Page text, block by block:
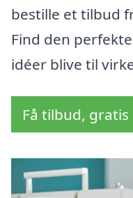
bestille et tilbud
Find den
idéer blive til
Få tilbud,